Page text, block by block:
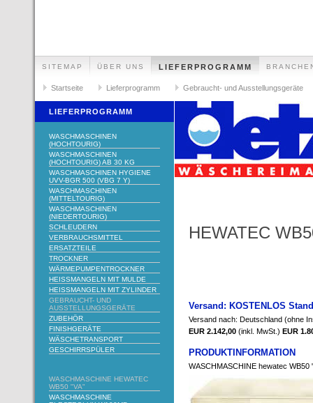
SITEMAP ÜBER UNS LIEFERPROGRAMM
Startseite Lieferprogramm Gebraucht- und Ausstellungsgeräte
LIEFERPROGRAMM
WASCHMASCHINEN
(HOCHTOURIG)
WASCHMASCHINEN
(HOCHTOURIG) AB 30 KG
WASCHMASCHINEN HYGIENE
UVV-BGR 500 (VBG 7 Y)
WASCHMASCHINEN
(MITTELTOURIG)
WASCHMASCHINEN
(NIEDERTOURIG)
SCHLEUDERN
VERBRAUCHSMITTEL
ERSATZTEILE
TROCKNER
WÄRMEPUMPENTROCKNER
HEISSMANGELN MIT MULDE
HEISSMANGELN MIT ZYLINDER
GEBRAUCHT- UND
AUSSTELLUNGSGERÄTE
ZUBEHÖR
FINISHGERÄTE
WÄSCHETRANSPORT
GESCHIRRSPÜLER
WASCHMASCHINE HEWATEC
WB50 "VA"
WASCHMASCHINE
HEWATEC
Versand: KOSTENLOS
Versand nach: Deutschland (ohne
EUR 2.142,00 (inkl. MwSt.) EUR
PRODUKTINFORMATION
WASCHMASCHINE hewatec WB50